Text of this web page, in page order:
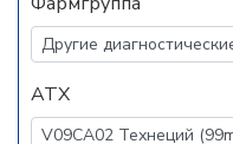
АТХ